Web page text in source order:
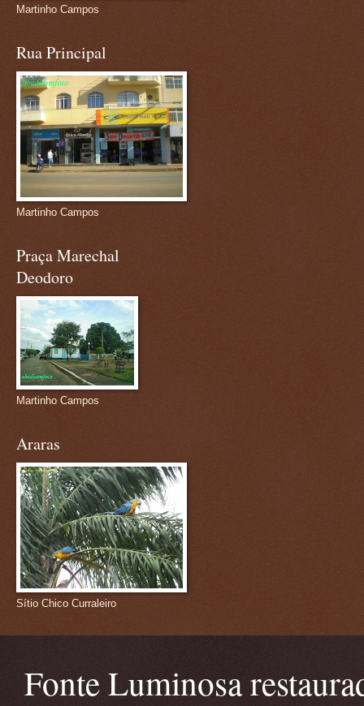
Martinho Campos
Rua Principal
Martinho Campos
Praça Marechal
Deodoro
Martinho Campos
Araras
Sítio Chico Curraleiro
Fonte Luminosa